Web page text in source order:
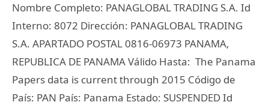
Nombre Completo: PANAGLOBAL TRADING S.A. Id
Interno: 8072 Dirección: PANAGLOBAL TRADING
S.A. APARTADO POSTAL 0816-06973 PANAMA,
REPUBLICA DE PANAMA Válido Hasta: The Panama
Papers data is current through 2015 Código de
País: PAN País: Panama Estado: SUSPENDED Id